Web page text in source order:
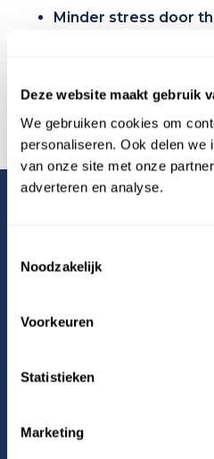
Deze website maakt gebruik
We gebruiken cookies om
personaliseren. Ook delen we
van onze site met onze
adverteren en analyse.
Noodzakelijk
Voorkeuren
Statistieken
Marketing
Minder stress door
“Als werkgever wil
gezonde werk-
ook het bedrijf ten
Help is een
manier om dat te